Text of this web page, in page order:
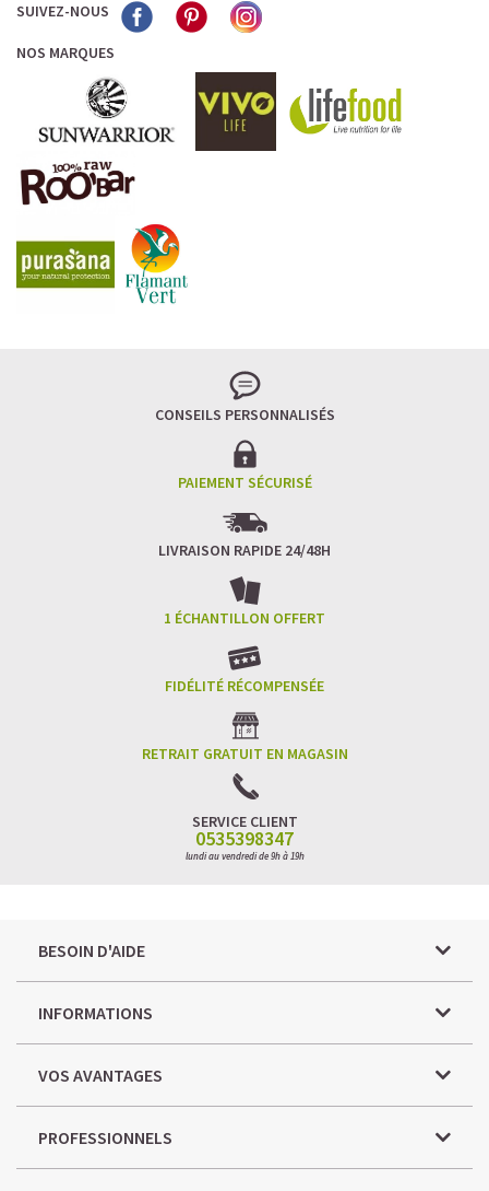
SUIVEZ-NOUS
NOS MARQUES
CONSEILS PERSONNALISÉS
PAIEMENT SÉCURISÉ
LIVRAISON RAPIDE 24/48H
1 ÉCHANTILLON OFFERT
FIDÉLITÉ RÉCOMPENSÉE
RETRAIT GRATUIT EN MAGASIN
SERVICE CLIENT
0535398347
lundi au vendredi de 9h à 19h
BESOIN D'AIDE
INFORMATIONS
VOS AVANTAGES
PROFESSIONNELS